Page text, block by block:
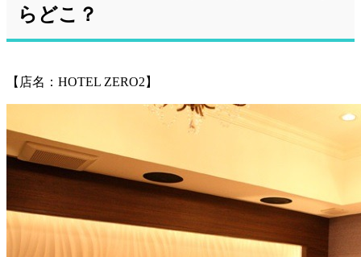
らどこ？
【店名：HOTEL ZERO2】